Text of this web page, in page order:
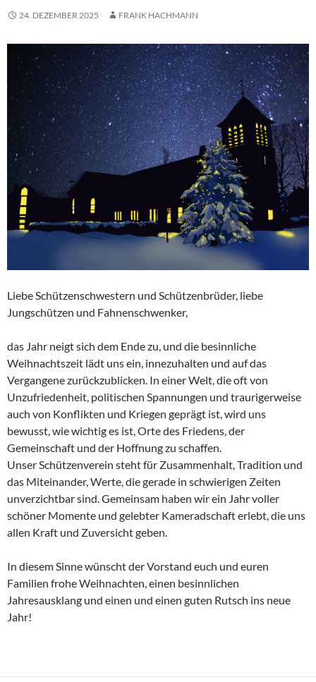
24. DEZEMBER 2025 FRANK HACHMANN
Liebe Schützenschwestern und Schützenbrüder, liebe
Jungschützen und Fahnenschwenker,
das Jahr neigt sich dem Ende zu, und die besinnliche
Weihnachtszeit lädt uns ein, innezuhalten und auf das
Vergangene zurückzublicken. In einer Welt, die oft von
Unzufriedenheit, politischen Spannungen und traurigerweise
auch von Konflikten und Kriegen geprägt ist, wird uns
bewusst, wie wichtig es ist, Orte des Friedens, der
Gemeinschaft und der Hoffnung zu schaffen.
Unser Schützenverein steht für Zusammenhalt, Tradition und
das Miteinander, Werte, die gerade in schwierigen Zeiten
unverzichtbar sind. Gemeinsam haben wir ein Jahr voller
schöner Momente und gelebter Kameradschaft erlebt, die uns
allen Kraft und Zuversicht geben.
In diesem Sinne wünscht der Vorstand euch und euren
Familien frohe Weihnachten, einen besinnlichen
Jahresausklang und einen und einen guten Rutsch ins neue
Jahr!